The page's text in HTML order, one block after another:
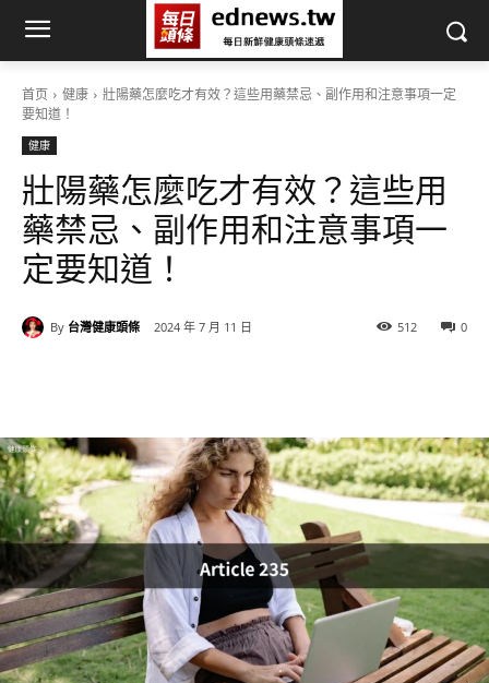
首页 健康
壯陽藥怎麼吃才有效？這些用藥禁忌、副作用和注意事項一定
要知道！
健康
壯陽藥怎麼吃才有效？這些用
藥禁忌、副作用和注意事項一
定要知道！
By 台灣健康頭條 2024 年 7 月 11 日 0
512